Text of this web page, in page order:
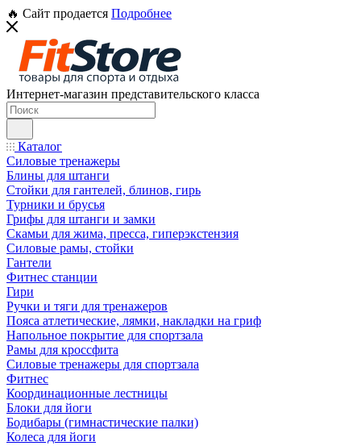
🔥 Сайт продается Подробнее
Интернет-магазин представительского класса
Каталог
Силовые тренажеры
Блины для штанги
Стойки для гантелей, блинов, гирь
Турники и брусья
Грифы для штанги и замки
Скамьи для жима, пресса, гиперэкстензия
Силовые рамы, стойки
Гантели
Фитнес станции
Гири
Ручки и тяги для тренажеров
Пояса атлетические, лямки, накладки на гриф
Напольное покрытие для спортзала
Рамы для кроссфита
Силовые тренажеры для спортзала
Фитнес
Координационные лестницы
Блоки для йоги
Бодибары (гимнастические палки)
Колеса для йоги